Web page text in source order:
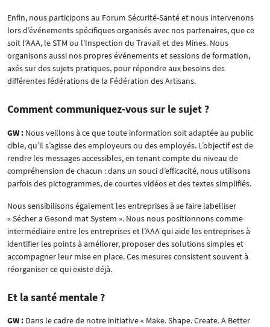
Enfin, nous participons au Forum Sécurité-Santé et nous intervenons
lors d’événements spécifiques organisés avec nos partenaires, que ce
soit l’AAA, le STM ou l’Inspection du Travail et des Mines. Nous
organisons aussi nos propres événements et sessions de formation,
axés sur des sujets pratiques, pour répondre aux besoins des
différentes fédérations de la Fédération des Artisans.
Comment communiquez-vous sur le sujet ?
GW : Nous veillons à ce que toute information soit adaptée au public
cible, qu’il s’agisse des employeurs ou des employés. L’objectif est de
rendre les messages accessibles, en tenant compte du niveau de
compréhension de chacun : dans un souci d’efficacité, nous utilisons
parfois des pictogrammes, de courtes vidéos et des textes simplifiés.
Nous sensibilisons également les entreprises à se faire labelliser
« Sécher a Gesond mat System ». Nous nous positionnons comme
intermédiaire entre les entreprises et l’AAA qui aide les entreprises à
identifier les points à améliorer, proposer des solutions simples et
accompagner leur mise en place. Ces mesures consistent souvent à
réorganiser ce qui existe déjà.
Et la santé mentale ?
GW : Dans le cadre de notre initiative « Make. Shape. Create. A Better